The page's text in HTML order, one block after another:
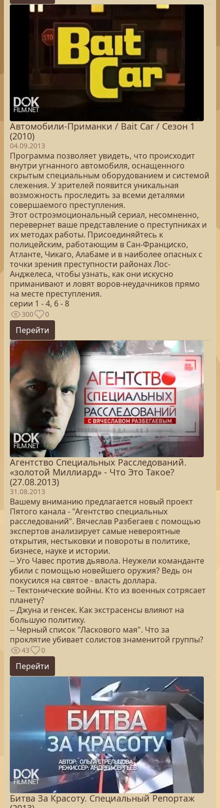
Автомобили-Приманки / Bait Car / Сезон 1
(2010)
04.09.2013
Программа позволяет увидеть, что происходит
внутри угнанного автомобиля, оснащенного
скрытым специальным оборудованием и системой
слежения. У зрителей появится уникальная
возможность проследить за всеми деталями
совершаемого преступления.
Этот остроэмоциональный сериал, несомненно,
перевернет ваше представление о преступниках и
их методах работы. Присоединяйтесь к
полицейским, работающим в Сан-Франциско,
Атланте, Чикаго, Алабаме и в наиболее опасных с
точки зрения преступности районах Лос-
Анджелеса, чтобы узнать, как они искусно
приманивают и ловят воров-неудачников прямо
на месте преступления.
серии 1 - 4, 6 - 8
300 0
Перейти
Агентство Специальных Расследований.
«золотой Миллиард» - Что Это Такое?
(27.08.2013)
31.08.2013
Вашему вниманию предлагается новый проект
Пятого канала - "Агентство специальных
расследований". Вячеслав Разбегаев с помощью
экспертов анализирует самые невероятные
открытия, нестыковки и повороты в политике,
бизнесе, науке и истории.
-- Уго Чавес против дьявола. Неужели команданте
убили с помощью новейшего оружия? Ведь он
покусился на святое - власть доллара.
-- Тектонические войны. Кто из военных сотрясает
планету?
-- Джуна и генсек. Как экстрасенсы влияют на
большую политику.
-- Черный список "Ласкового мая". Что за
проклятие убивает солистов знаменитой группы?
43 0
Перейти
Битва За Красоту. Специальный Репортаж